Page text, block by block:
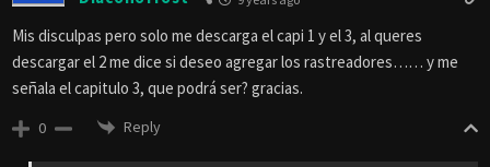
Mis disculpas pero solo me descarga el capi 1 y el 3, al queres
descargar el 2 me dice si deseo agregar los rastreadores…… y me
señala el capitulo 3, que podrá ser? gracias.
0 Reply